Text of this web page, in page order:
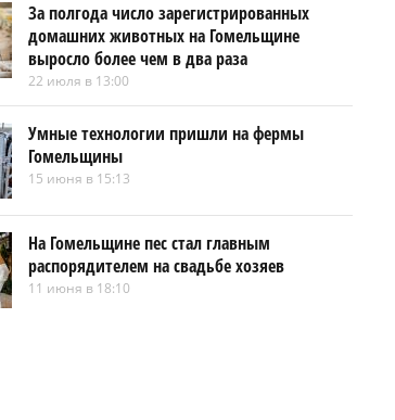
За полгода число зарегистрированных
домашних животных на Гомельщине
выросло более чем в два раза
22 июля в 13:00
Умные технологии пришли на фермы
Гомельщины
15 июня в 15:13
На Гомельщине пес стал главным
распорядителем на свадьбе хозяев
11 июня в 18:10